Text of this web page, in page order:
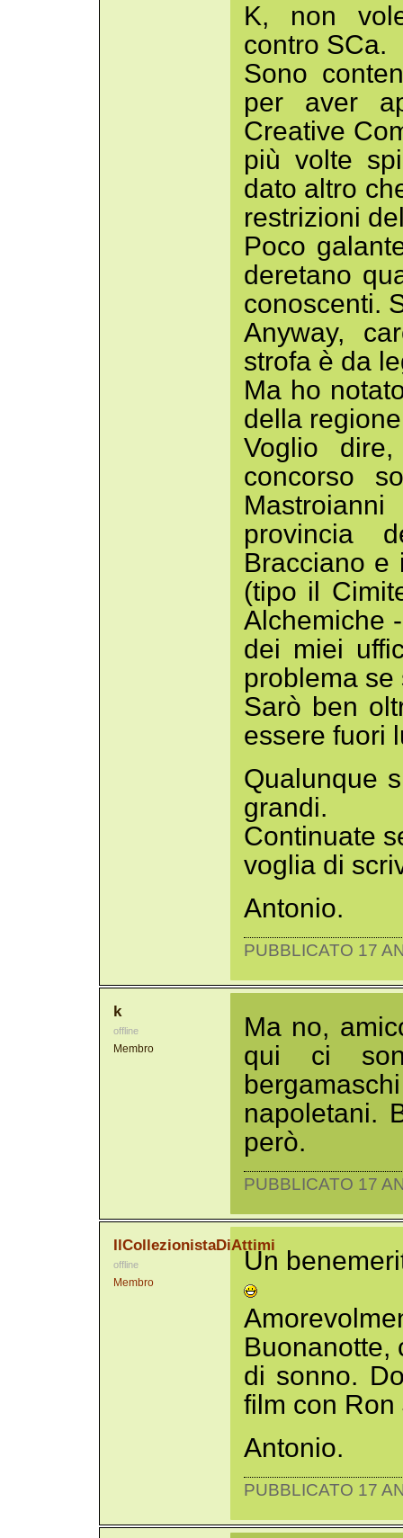
K, non
contro SCa.
Sono
per aver
Creative
più volte
dato altro
restrizioni
Poco
deretano
conoscenti.
Anyway,
strofa è da
Ma ho
della
Voglio
concorso
provincia
Bracciano e
(tipo il
Alchemiche
dei miei
problema
Sarò ben
essere fuori
Qualunque
grandi.
Continuate
voglia di
Antonio.
PUBBLICATO 17
k
offline
Membro
Ma no,
qui ci
napoletani.
però.
PUBBLICATO 17
IlCollezionistaDiAttimi
offline
Membro
Un
Buonanotte,
di sonno.
film con Ron
Antonio.
PUBBLICATO 17